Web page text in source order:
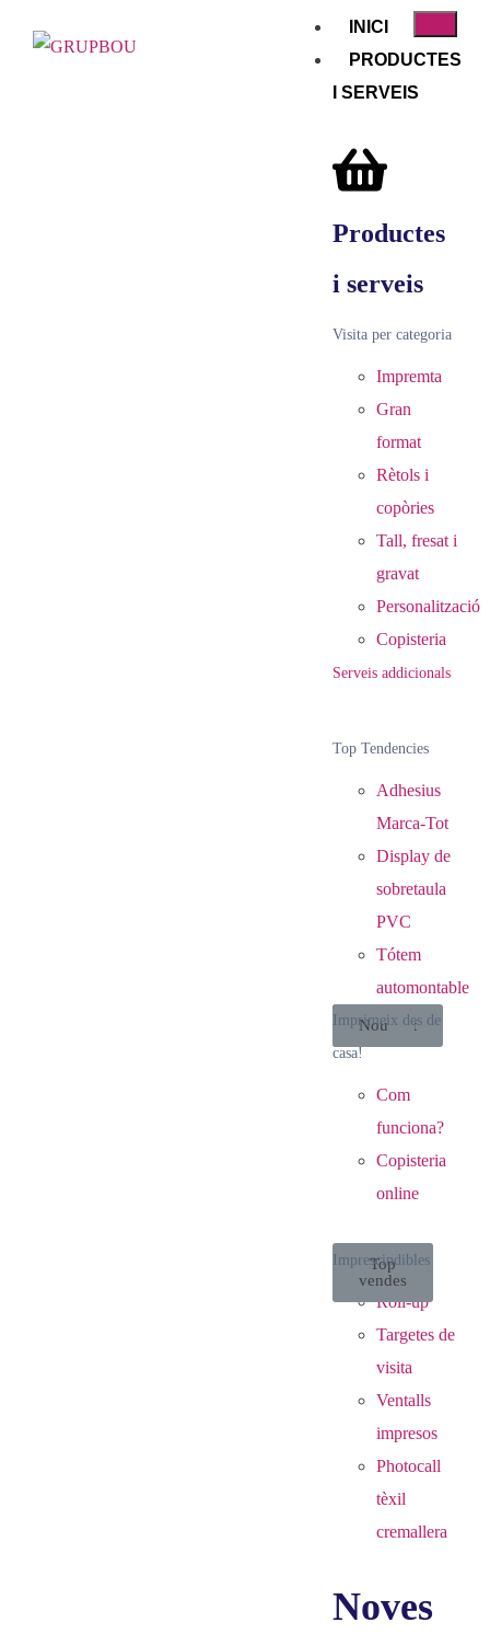
INICI
PRODUCTES
I SERVEIS
Productes
i serveis
Visita per categoria
Impremta
Gran
format
Rètols i
copòries
Tall, fresat i
gravat
Personalització
Copisteria
Serveis addicionals
Top Tendencies
Adhesius
Marca-Tot
Display de
sobretaula
PVC
Tótem
automontable
Destacat
Nou
Imprimeix des de
casa!
Com
funciona?
Copisteria
online
Top
vendes
Imprescindibles
Roll-up
Targetes de
visita
Ventalls
impresos
Photocall
tèxil
cremallera
Noves